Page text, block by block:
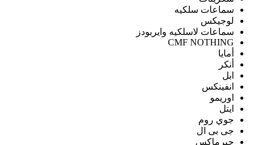
سماعات سلكيه
لوجيكس
سماعات لاسلكيه وايربودز
CMF NOTHING
أمايا
أنكر
ابل
انفينكس
اوريمو
ايتل
جوي روم
جى بى ال
جيرماكس